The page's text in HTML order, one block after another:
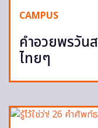
CAMPUS
คำอวยพรวัน
ไทยๆ